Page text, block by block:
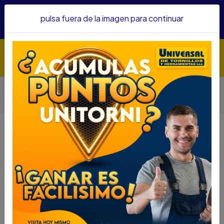
confianza&nbsp;Recibe un KIT PARRILLERO por compras
Inicio Herramientas
Herramienta Manual
Otras Herramientas Manuales
CINCEL STANLEY 5/8 X 6-3/4 16-288
CINCEL STANLEY 5/8 X 6-3/4 16-288
CINCEL STANLEY 5/8 X 6-3/4 16-288
SKU : 43439012
pulsa fuera de la imagen para continuar